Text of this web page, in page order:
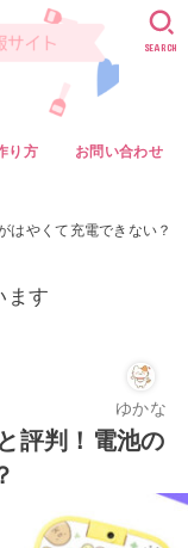
り方 お問い合わせ
SEARCH
はやくて充電できない？
ます
ゆかな
評判！電池の